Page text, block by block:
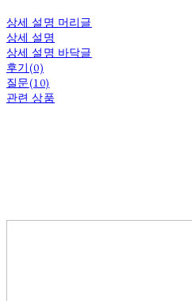
상세 설명 머리글
상세 설명
상세 설명 바닥글
후기(0)
질문(10)
관련 상품